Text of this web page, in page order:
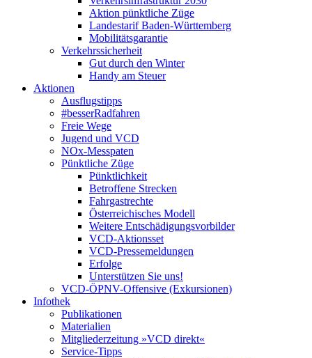
Aktion pünktliche Züge
Landestarif Baden-Württemberg
Mobilitätsgarantie
Verkehrssicherheit
Gut durch den Winter
Handy am Steuer
Aktionen
Ausflugstipps
#besserRadfahren
Freie Wege
Jugend und VCD
NOx-Messpaten
Pünktliche Züge
Pünktlichkeit
Betroffene Strecken
Fahrgastrechte
Österreichisches Modell
Weitere Entschädigungsvorbilder
VCD-Aktionsset
VCD-Pressemeldungen
Erfolge
Unterstützen Sie uns!
VCD-ÖPNV-Offensive (Exkursionen)
Infothek
Publikationen
Materialien
Mitgliederzeitung »VCD direkt«
Service-Tipps